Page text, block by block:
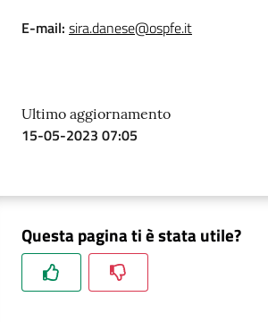
e
e
m
i
n
E-mail: sira.danese@ospfe.it
Ultimo aggiornamento
15-05-2023 07:05
Questa pagina ti è stata utile?